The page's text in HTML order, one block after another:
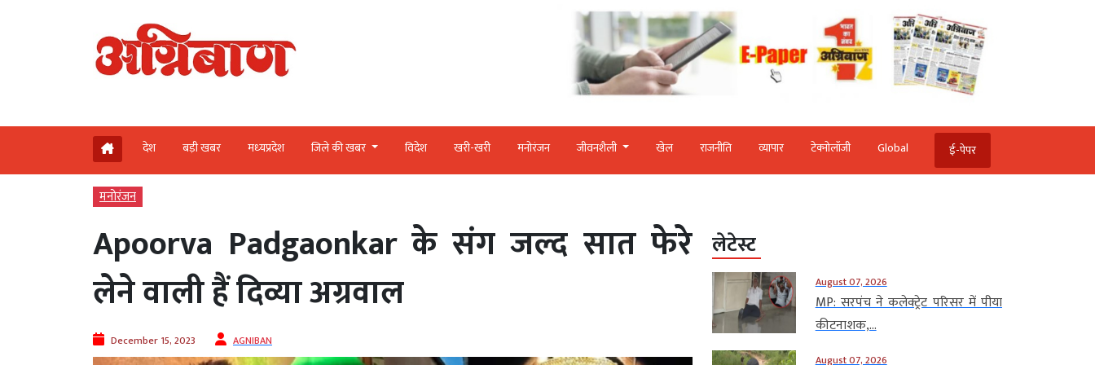
देश बड़ी खबर मध्‍यप्रदेश जिले की खबर विदेश खरी-खरी मनोरंजन जीवनशैली खेल राजनीति व्‍यापार टेक्‍नोलॉजी Global ई-पेपर
मनोरंजन
Apoorva Padgaonkar के संग जल्द सात फेरे
लेने वाली हैं दिव्या अग्रवाल
December 15, 2023 AGNIBAN
लेटेस्ट
August 07, 2026
MP: सरपंच ने कलेक्ट्रेट परिसर में पीया
कीटनाशक,...
August 07, 2026